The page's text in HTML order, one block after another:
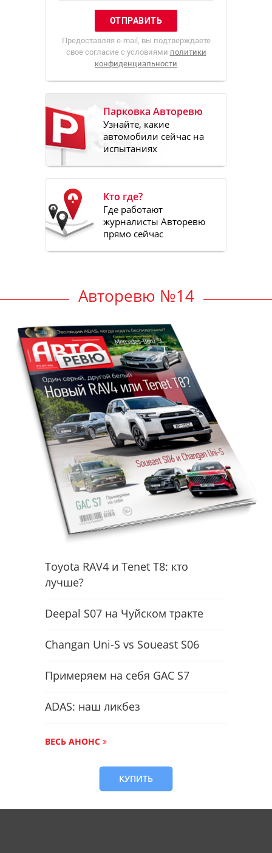
Предоставляя e-mail, вы подтверждаете
свое согласие с условиями политики
конфиденциальности
Парковка Авторевю
Узнайте, какие
автомобили сейчас на
испытаниях
Кто где?
Где работают
журналисты Авторевю
прямо сейчас
Авторевю №14
Toyota RAV4 и Tenet T8: кто
лучше?
Deepal S07 на Чуйском тракте
Changan Uni-S vs Soueast S06
Примеряем на себя GAC S7
ADAS: наш ликбез
ВЕСЬ АНОНС
КУПИТЬ